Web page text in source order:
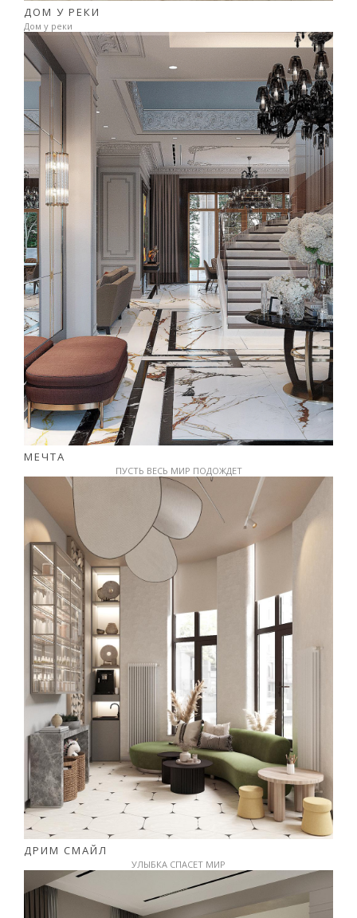
ДОМ У РЕКИ
Дом у реки
МЕЧТА
ПУСТЬ ВЕСЬ МИР ПОДОЖДЕТ
ДРИМ СМАЙЛ
УЛЫБКА СПАСЕТ МИР